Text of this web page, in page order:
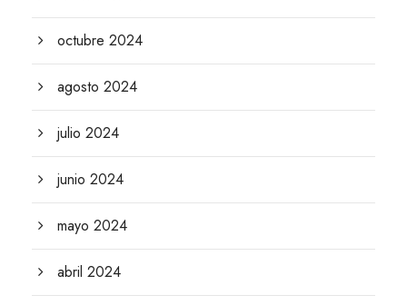
octubre 2024
agosto 2024
julio 2024
junio 2024
mayo 2024
abril 2024